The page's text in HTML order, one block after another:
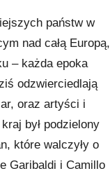
państw w
nad całą Europą,
– każda epoka
odzwierciedlają
oraz artyści i
był podzielony
które walczyły o
Garibaldi i Camillo